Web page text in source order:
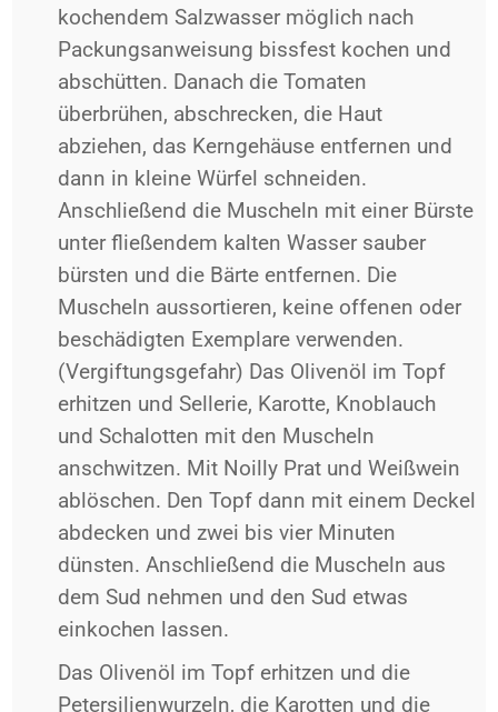
kochendem Salzwasser möglich nach
Packungsanweisung bissfest kochen und
abschütten. Danach die Tomaten
überbrühen, abschrecken, die Haut
abziehen, das Kerngehäuse entfernen und
dann in kleine Würfel schneiden.
Anschließend die Muscheln mit einer Bürste
unter fließendem kalten Wasser sauber
bürsten und die Bärte entfernen. Die
Muscheln aussortieren, keine offenen oder
beschädigten Exemplare verwenden.
(Vergiftungsgefahr) Das Olivenöl im Topf
erhitzen und Sellerie, Karotte, Knoblauch
und Schalotten mit den Muscheln
anschwitzen. Mit Noilly Prat und Weißwein
ablöschen. Den Topf dann mit einem Deckel
abdecken und zwei bis vier Minuten
dünsten. Anschließend die Muscheln aus
dem Sud nehmen und den Sud etwas
einkochen lassen.
Das Olivenöl im Topf erhitzen und die
Petersilienwurzeln, die Karotten und die